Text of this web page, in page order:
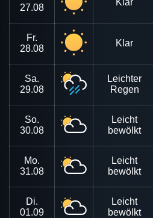
27.08
Fr.
28.08
Klar
Sa.
29.08
Leichter
Regen
So.
30.08
Leicht
bewölkt
Mo.
31.08
Leicht
bewölkt
Di.
01.09
Leicht
bewölkt